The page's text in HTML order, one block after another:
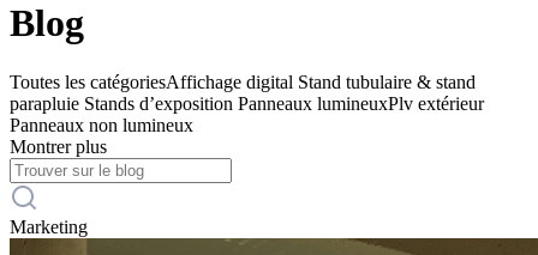
Blog
Toutes les catégoriesAffichage digital Stand tubulaire & stand
parapluie Stands d’exposition Panneaux lumineuxPlv extérieur
Panneaux non lumineux
Montrer plus
Marketing